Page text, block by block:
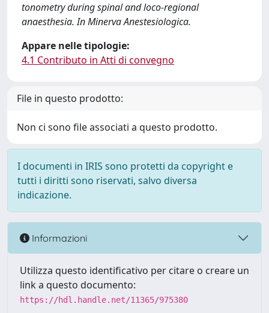
tonometry during spinal and loco-regional
anaesthesia. In Minerva Anestesiologica.
Appare nelle tipologie:
4.1 Contributo in Atti di convegno
File in questo prodotto:
Non ci sono file associati a questo prodotto.
I documenti in IRIS sono protetti da copyright e
tutti i diritti sono riservati, salvo diversa
indicazione.
Informazioni
Utilizza questo identificativo per citare o creare un
link a questo documento:
https://hdl.handle.net/11365/975380